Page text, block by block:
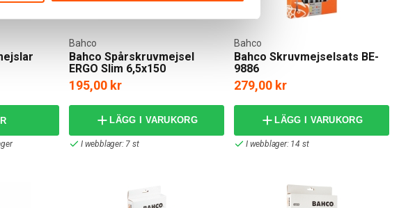
Bahco Spårskruvmejsel
ERGO Slim 6,5x150
Bahco
195,00 kr
LÄGG I VARUKORG
I webblager: 7 st
Bahco Skruvmejselsats BE-
9886
Bahco
279,00 kr
LÄGG I VARUKORG
I webblager: 14 st